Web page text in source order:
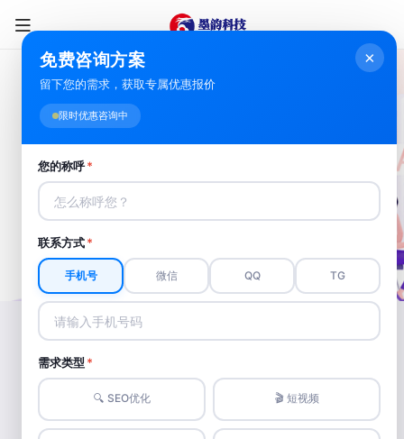
盐城信息流推广
×
免费咨询方案
留下您的需求，获取专属优惠报价
限时优惠咨询中
您的称呼*
联系方式*
手机号 微信 QQ TG
需求类型*
🔍 SEO优化 🎬 短视频